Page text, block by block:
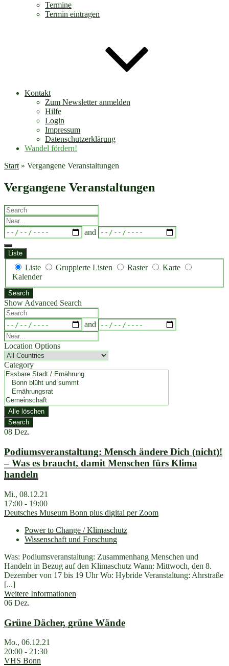
Termine
Termin eintragen
Kontakt
Zum Newsletter anmelden
Hilfe
Login
Impressum
Datenschutzerklärung
Wandel fördern!
Start » Vergangene Veranstaltungen
Vergangene Veranstaltungen
Search
Near...
Dates
and
Liste
Anzeigetyp
für
Suchergebnisse
Liste Gruppierte Listen Raster
Karte
Kalender
Search
Show Advanced Search
Search
Dates
and
Near...
Location Options
Country
Category
Category
Alle löschen
Search
08 Dez.
Podiumsveranstaltung: Mensch ändere Dich (nicht)!
– Was es braucht, damit Menschen fürs Klima
handeln
Mi., 08.12.21
17:00 - 19:00
Deutsches Museum Bonn plus digital per Zoom
Power to Change / Klimaschutz
Wissenschaft und Forschung
Was: Podiumsveranstaltung: Zusammenhang Menschen und
Handeln in Bezug auf den Klimaschutz Wann: Mittwoch, den 8.
Dezember von 17 bis 19 Uhr Wo: Hybride Veranstaltung: Ahrstraße
[...]
Weitere Informationen
06 Dez.
Grüne Dächer, grüne Wände
Mo., 06.12.21
20:00 - 21:30
VHS Bonn